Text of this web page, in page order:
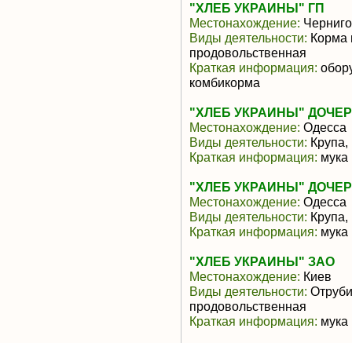
"ХЛЕБ УКРАИНЫ" ГП
Местонахождение:
Виды деятельности: Корма
продовольственная
Краткая информация:
комбикорма
"ХЛЕБ УКРАИНЫ"
Местонахождение: Одесса
Виды деятельности:
Краткая информация:
"ХЛЕБ УКРАИНЫ"
Местонахождение: Одесса
Виды деятельности:
Краткая информация:
"ХЛЕБ УКРАИНЫ" ЗАО
Местонахождение: Киев
Виды деятельности:
продовольственная
Краткая информация: